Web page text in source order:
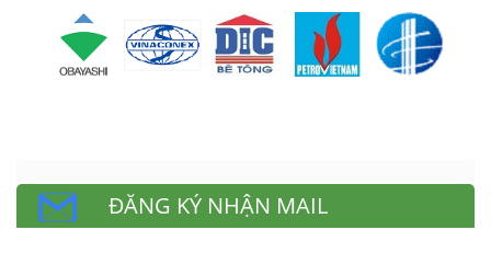
ĐĂNG KÝ NHẬN MAIL